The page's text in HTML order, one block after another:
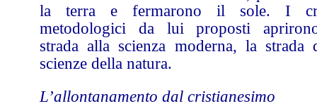
la terra e fermarono il sole. I
metodologici da lui proposti
strada alla scienza moderna, la strada
scienze della natura.
L’allontanamento dal cristianesimo